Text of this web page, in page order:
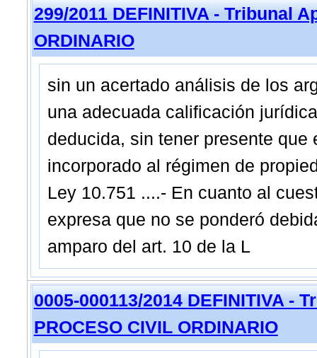
299/2011 DEFINITIVA - Tribunal
ORDINARIO
sin un acertado análisis de los
una adecuada calificación
deducida, sin tener presente
incorporado al régimen de
Ley 10.751 ....- En cuanto al
expresa que no se ponderó
amparo del art. 10 de la L
0005-000113/2014 DEFINITIVA -
PROCESO CIVIL ORDINARIO